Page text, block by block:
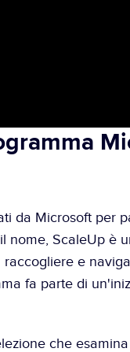
nome, ScaleUp è
e
fa parte di
che